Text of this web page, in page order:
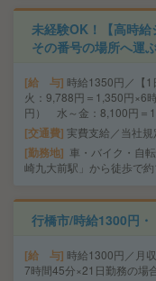
未経験OK！【高時
その番号の場所へ運
給 与 時給1350円／【1
火：9,788円＝1,350円×6
円） 水～金：8,100円＝
交通費 実費支給／当社規
勤務地 車・バイク・自
崎九大前駅」から徒歩で
行橋市/時給1300円
給 与 時給1300円／月
7時間45分×21日勤務の場